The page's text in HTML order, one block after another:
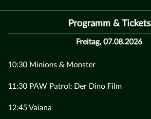
Programm & Tickets
Freitag, 07.08.2026
10:30 Minions & Monster
11:30 PAW Patrol: Der Dino Film
12:45 Vaiana